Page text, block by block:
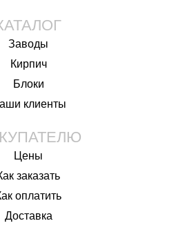
Заводы
Кирпич
Блоки
клиенты
Цены
заказать
оплатить
Доставка